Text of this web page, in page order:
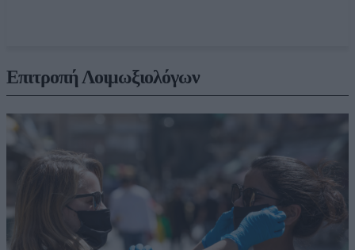
Επιτροπή Λοιμωξιολόγων